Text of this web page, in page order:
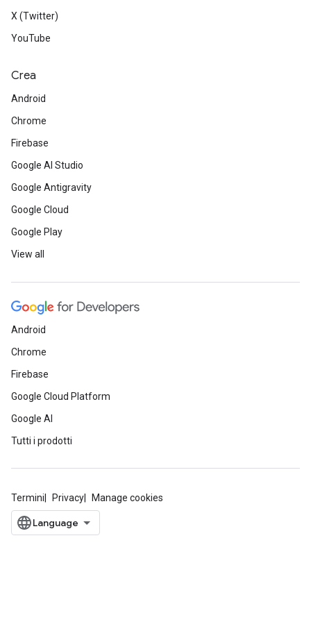
X (Twitter)
YouTube
Crea
Android
Chrome
Firebase
Google AI Studio
Google Antigravity
Google Cloud
Google Play
View all
Android
Chrome
Firebase
Google Cloud Platform
Google AI
Tutti i prodotti
Termini Privacy Manage cookies